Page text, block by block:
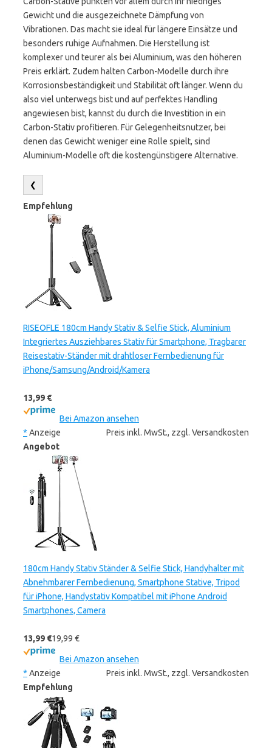
Gewicht und die ausgezeichnete Dämpfung von
Vibrationen. Das macht sie ideal für längere Einsätze und
besonders ruhige Aufnahmen. Die Herstellung ist
komplexer und teurer als bei Aluminium, was den höheren
Preis erklärt. Zudem halten Carbon-Modelle durch ihre
Korrosionsbeständigkeit und Stabilität oft länger. Wenn du
also viel unterwegs bist und auf perfektes Handling
angewiesen bist, kannst du durch die Investition in ein
Carbon-Stativ profitieren. Für Gelegenheitsnutzer, bei
denen das Gewicht weniger eine Rolle spielt, sind
Aluminium-Modelle oft die kostengünstigere Alternative.
❮
Empfehlung
RISEOFLE 180cm Handy Stativ & Selfie Stick, Aluminium
Integriertes Ausziehbares Stativ für Smartphone, Tragbarer
Reisestativ-Ständer mit drahtloser Fernbedienung für
iPhone/Samsung/Android/Kamera
13,99 €
Bei Amazon ansehen
* Anzeige
Preis inkl. MwSt., zzgl. Versandkosten
Angebot
180cm Handy Stativ Ständer & Selfie Stick, Handyhalter mit
Abnehmbarer Fernbedienung, Smartphone Stative, Tripod
für iPhone, Handystativ Kompatibel mit iPhone Android
Smartphones, Camera
13,99 €19,99 €
Bei Amazon ansehen
* Anzeige
Preis inkl. MwSt., zzgl. Versandkosten
Empfehlung